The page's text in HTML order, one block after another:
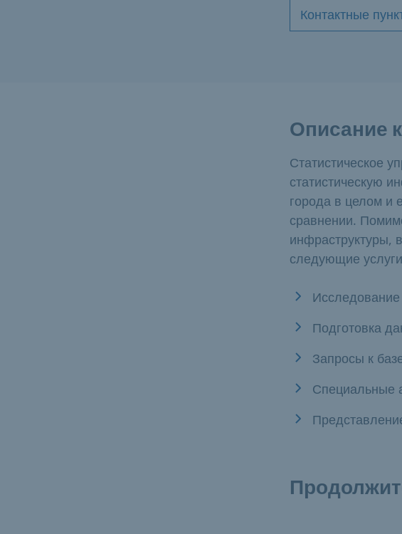
Контактные
Описание
Статистическое
статистическую
города в целом и
сравнении.
инфраструктуры,
следующие
Подготовка
Запросы к
Специальные